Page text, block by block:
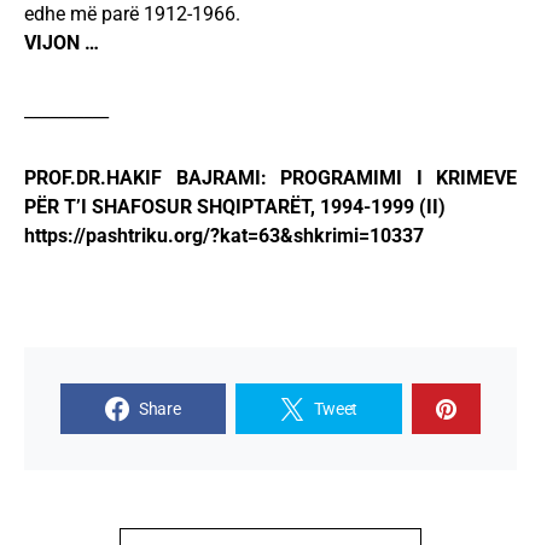
edhe më parë 1912-1966.
VIJON …
PROF.DR.HAKIF BAJRAMI: PROGRAMIMI I KRIMEVE
PËR T’I SHAFOSUR SHQIPTARËT, 1994-1999 (II)
https://pashtriku.org/?kat=63&shkrimi=10337
Share Tweet